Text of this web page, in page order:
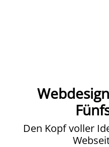
Den Kopf voller